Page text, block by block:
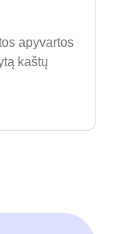
apyvartos
kaštų